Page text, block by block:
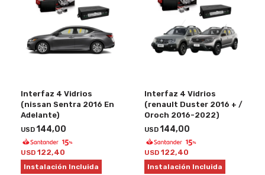
Interfaz 4 Vidrios
(nissan Sentra 2016 En
Adelante)
USD144,00
USD 122,40
Instalación Incluida
Interfaz 4 Vidrios
(renault Duster 2016 + /
Oroch 2016-2022)
USD144,00
USD 122,40
Instalación Incluida